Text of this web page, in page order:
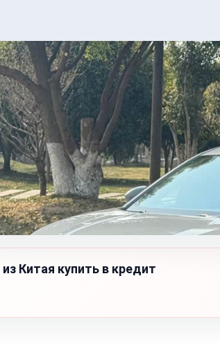
из Китая купить в кредит